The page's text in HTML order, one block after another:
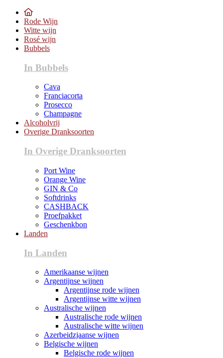
Rode Wijn
Witte wijn
Rosé wijn
Bubbels
In Bubbels
Cava
Franciacorta
Prosecco
Champagne
Alcoholvrij
Overige Dranksoorten
In Overige Dranksoorten
Port Wine
Orange Wine
GIN & Co
Softdrinks
CASHBACK
Proefpakket
Geschenkbon
Landen
In Landen
Amerikaanse wijnen
Argentijnse wijnen
Argentijnse rode wijnen
Argentijnse witte wijnen
Australische wijnen
Australische rode wijnen
Australische witte wijnen
Azerbeidzjaanse wijnen
Belgische wijnen
Belgische rode wijnen